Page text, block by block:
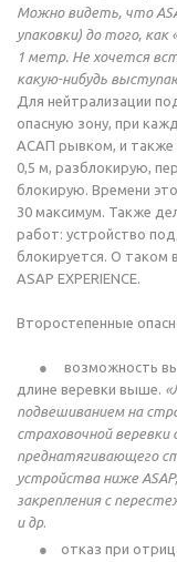
Можно видеть, что
упаковки) до того, как
1 метр. Не хочется
какую-нибудь
Для нейтрализации
опасную зону, при
АСАП рывком, и также
0,5 м, разблокирую,
блокирую. Времени
30 максимум. Также
работ: устройство
блокируется. О таком
ASAP EXPERIENCE.
Второстепенные
возможность
длине веревки выше.
подвешиванием на
страховочной веревки
преднатягивающего
устройства ниже
закрепления с
и др.
отказ при